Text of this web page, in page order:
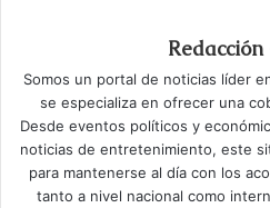
Somos un portal de noticias líder
se especializa en ofrecer una
Desde eventos políticos y
noticias de entretenimiento, este
para mantenerse al día con los
tanto a nivel nacional como